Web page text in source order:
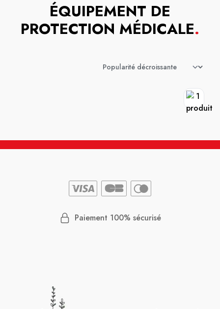
ÉQUIPEMENT DE
PROTECTION MÉDICALE.
Paiement 100% sécurisé